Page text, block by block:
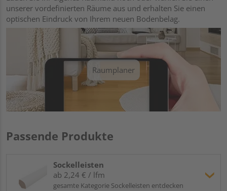
unserer vordefinierten Räume aus und erhalten Sie einen
optischen Eindruck von Ihrem neuen Bodenbelag.
Raumplaner
Passende Produkte
Sockelleisten
ab 2,24 € / lfm
gesamte Kategorie Sockelleisten entdecken